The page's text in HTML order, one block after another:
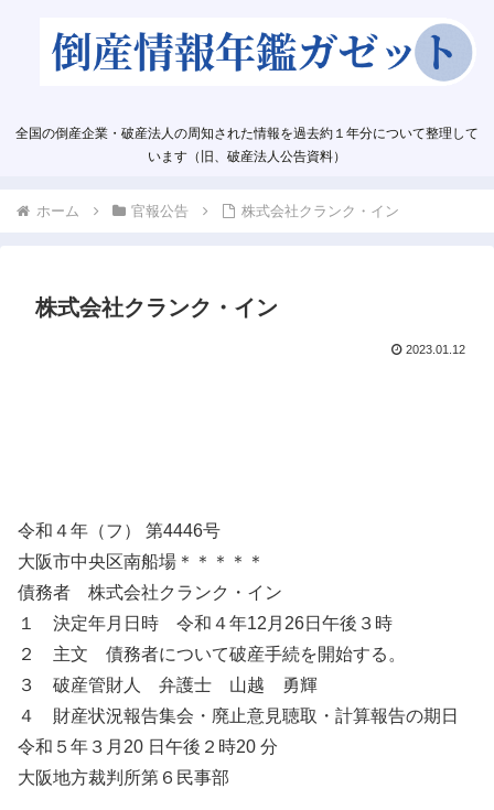
全国の倒産企業・破産法人の周知された情報を過去約１年分について整理して
います（旧、破産法人公告資料）
ホーム 官報公告 株式会社クランク・イン
株式会社クランク・イン
2023.01.12
令和４年（フ） 第4446号
大阪市中央区南船場＊＊＊＊＊
債務者 株式会社クランク・イン
１ 決定年月日時 令和４年12月26日午後３時
２ 主文 債務者について破産手続を開始する。
３ 破産管財人 弁護士 山越 勇輝
４ 財産状況報告集会・廃止意見聴取・計算報告の期日
令和５年３月20 日午後２時20 分
大阪地方裁判所第６民事部